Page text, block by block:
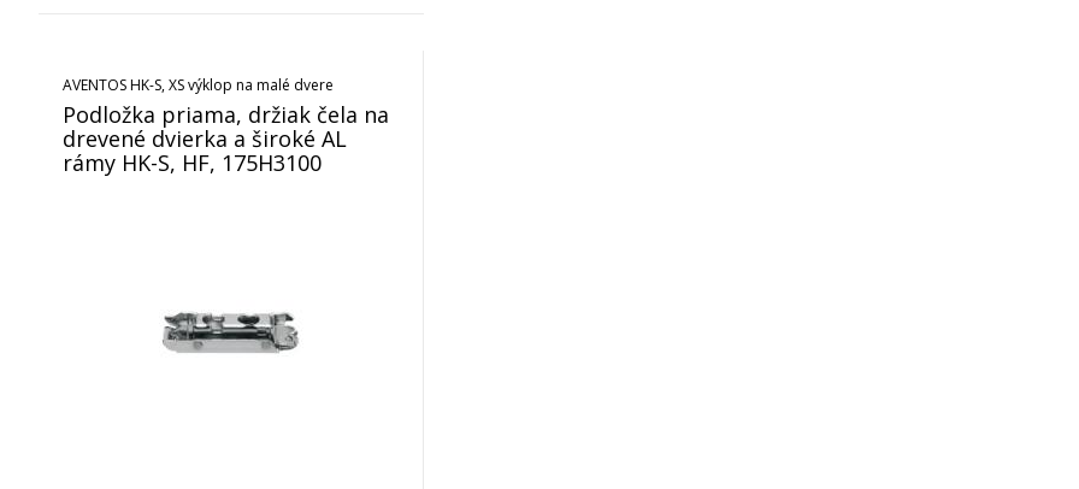
AVENTOS HK-S, XS výklop na malé dvere
Podložka priama, držiak čela na
drevené dvierka a široké AL
rámy HK-S, HF, 175H3100